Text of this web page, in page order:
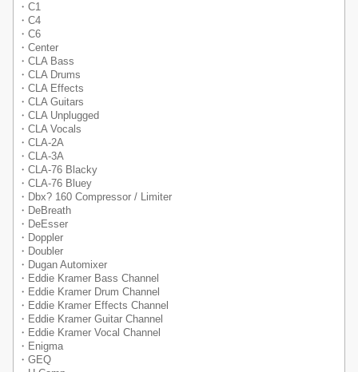
・C1
・C4
・C6
・Center
・CLA Bass
・CLA Drums
・CLA Effects
・CLA Guitars
・CLA Unplugged
・CLA Vocals
・CLA-2A
・CLA-3A
・CLA-76 Blacky
・CLA-76 Bluey
・Dbx? 160 Compressor / Limiter
・DeBreath
・DeEsser
・Doppler
・Doubler
・Dugan Automixer
・Eddie Kramer Bass Channel
・Eddie Kramer Drum Channel
・Eddie Kramer Effects Channel
・Eddie Kramer Guitar Channel
・Eddie Kramer Vocal Channel
・Enigma
・GEQ